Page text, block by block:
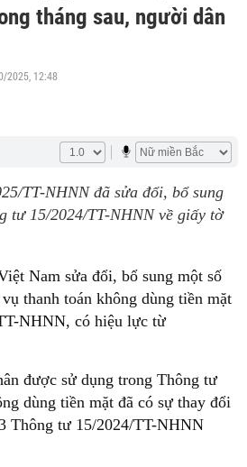
tháng sau, người dân
2025, 12:48
TT-NHNN đã sửa đổi, bổ sung
tư 15/2024/TT-NHNN về giấy tờ
Nam sửa đổi, bổ sung một số
thanh toán không dùng tiền mặt
NHNN, có hiệu lực từ
được sử dụng trong Thông tư
dùng tiền mặt đã có sự thay đổi
Thông tư 15/2024/TT-NHNN